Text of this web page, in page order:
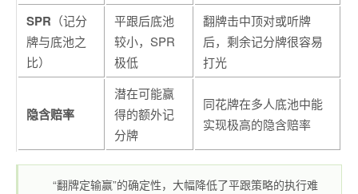
SPR （记分
牌与底池之
比）
平跟后底池
较小，SPR
极低
翻牌击中顶对或听牌
后，剩余记分牌很容易
打光
隐含赔率
潜在可能赢
得的额外记
分牌
同花牌在多人底池中能
实现极高的隐含赔率
“翻牌定输赢”的确定性，大幅降低了平跟策略的执行难